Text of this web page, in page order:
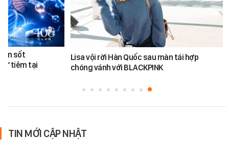
sốt
tự tiêm tại
Lisa vội rời Hàn Quốc sau màn tái hợp
chóng vánh với BLACKPINK
TIN MỚI CẬP NHẬT